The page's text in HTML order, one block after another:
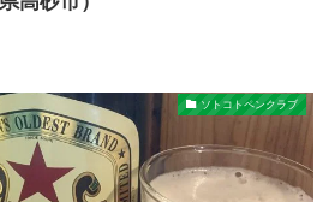
ソトコトペンクラブ